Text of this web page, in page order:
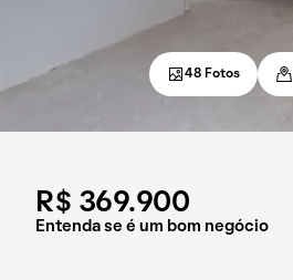
R$ 369.900
Entenda se é um bom negócio
48 Fotos